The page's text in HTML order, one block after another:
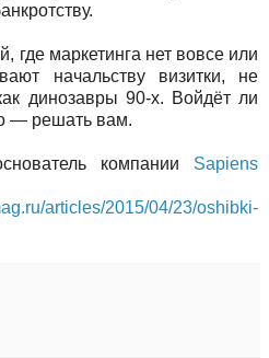
где маркетинга нет вовсе или
начальству визитки, не
динозавры 90-х. Войдёт ли
— решать вам.
компании Sapiens
articles/2015/04/23/oshibki-